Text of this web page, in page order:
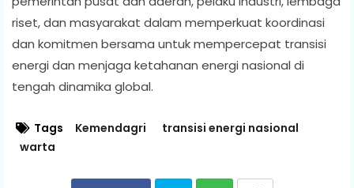
riset, dan masyarakat dalam memperkuat koordinasi
dan komitmen bersama untuk mempercepat transisi
energi dan menjaga ketahanan energi nasional di
tengah dinamika global.
Tags Kemendagri
transisi energi nasional
warta